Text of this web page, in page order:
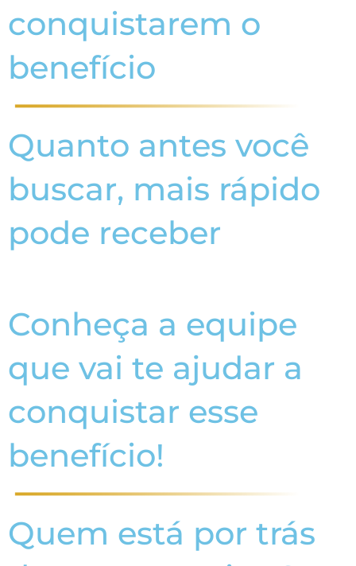
conquistarem o
benefício
Quanto antes você
buscar, mais rápido
pode receber
Conheça a equipe
que vai te ajudar a
conquistar esse
benefício!
Quem está por trás